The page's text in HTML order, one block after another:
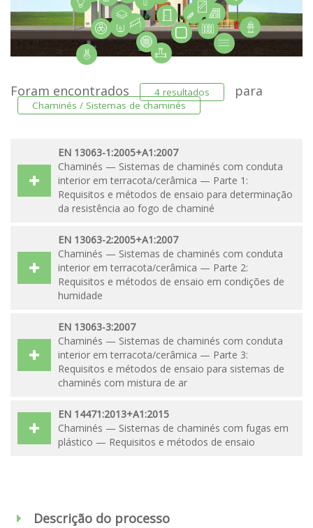
Foram encontrados 4 resultados para
Chaminés / Sistemas de chaminés
EN 13063-1:2005+A1:2007
Chaminés — Sistemas de chaminés com conduta
interior em terracota/cerâmica — Parte 1:
Requisitos e métodos de ensaio para determinação
da resistência ao fogo de chaminé
EN 13063-2:2005+A1:2007
Chaminés — Sistemas de chaminés com conduta
interior em terracota/cerâmica — Parte 2:
Requisitos e métodos de ensaio em condições de
humidade
EN 13063-3:2007
Chaminés — Sistemas de chaminés com conduta
interior em terracota/cerâmica — Parte 3:
Requisitos e métodos de ensaio para sistemas de
chaminés com mistura de ar
EN 14471:2013+A1:2015
Chaminés — Sistemas de chaminés com fugas em
plástico — Requisitos e métodos de ensaio
Descrição do processo